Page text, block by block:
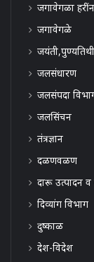
जगावेगळा
जगावेगळे
जलसंधारण
जलसंपदा
जलसिंचन
तंत्रज्ञान
दळणवळण
दारू उत्पादन व
दिव्यांग विभाग
दुष्काळ
देश-विदेश